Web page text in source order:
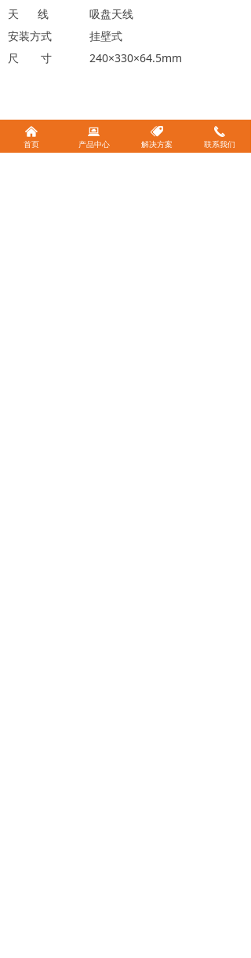
天 线 吸盘天线
安装方式 挂壁式
尺 寸 240×330×64.5mm
낀
首页
뀵
产品中心
뀄
解决方案
끅
联系我们